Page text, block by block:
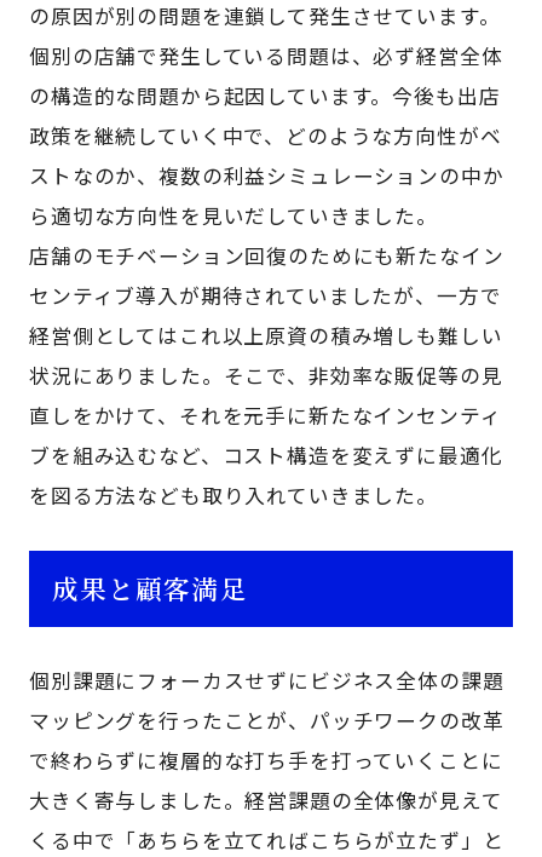
の原因が別の問題を連鎖して発生させています。
個別の店舗で発生している問題は、必ず経営全体
の構造的な問題から起因しています。今後も出店
政策を継続していく中で、どのような方向性がベ
ストなのか、複数の利益シミュレーションの中か
ら適切な方向性を見いだしていきました。
店舗のモチベーション回復のためにも新たなイン
センティブ導入が期待されていましたが、一方で
経営側としてはこれ以上原資の積み増しも難しい
状況にありました。そこで、非効率な販促等の見
直しをかけて、それを元手に新たなインセンティ
ブを組み込むなど、コスト構造を変えずに最適化
を図る方法なども取り入れていきました。
成果と顧客満足
個別課題にフォーカスせずにビジネス全体の課題
マッピングを行ったことが、パッチワークの改革
で終わらずに複層的な打ち手を打っていくことに
大きく寄与しました。経営課題の全体像が見えて
くる中で「あちらを立てればこちらが立たず」と